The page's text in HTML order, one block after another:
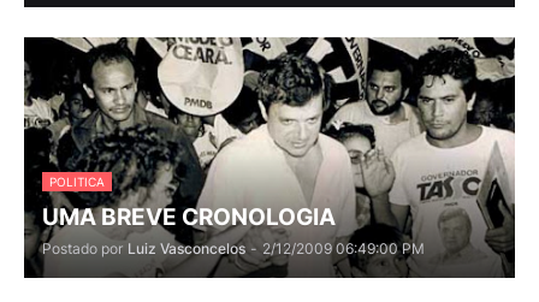
POLITICA
UMA BREVE CRONOLOGIA
Postado por Luiz Vasconcelos - 2/12/2009 06:49:00 PM